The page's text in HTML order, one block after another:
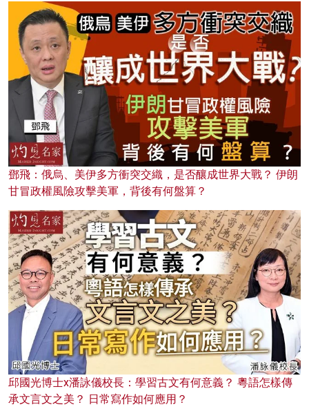
鄧飛：俄烏、美伊多方衝突交織，是否釀成世界大戰？ 伊朗
甘冒政權風險攻擊美軍，背後有何盤算？
邱國光博士x潘詠儀校長：學習古文有何意義？ 粵語怎樣傳
承文言文之美？ 日常寫作如何應用？